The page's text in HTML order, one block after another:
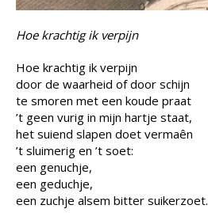
Hoe krachtig ik verpijn
Hoe krachtig ik verpijn
door de waarheid of door schijn
te smoren met een koude praat
’t geen vurig in mijn hartje staat,
het suiend slapen doet vermaên
’t sluimerig en ’t soet:
een genuchje,
een geduchje,
een zuchje alsem bitter suikerzoet.